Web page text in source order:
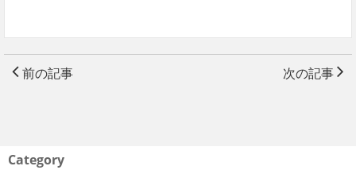
前の記事 次の記事
Category